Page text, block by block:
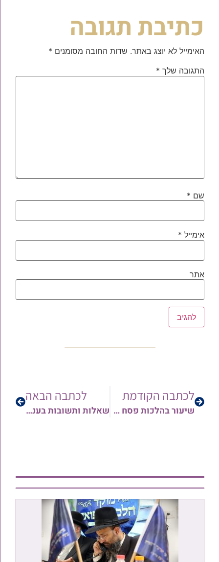
כתיבת תגובה
האימייל לא יוצג באתר. שדות החובה מסומנים *
התגובה שלך *
שם *
אימייל *
אתר
לכתבה הקודמת
שיעור בהלכות פסח – מאת מרן הגאון רבי שלמה קורח זצ"ל • צפו
לכתבה הבאה
שאלות ותשובות בענייני הקורונה וחג הפסח | מאת הגאון רבי אורן צדוק שליט"א